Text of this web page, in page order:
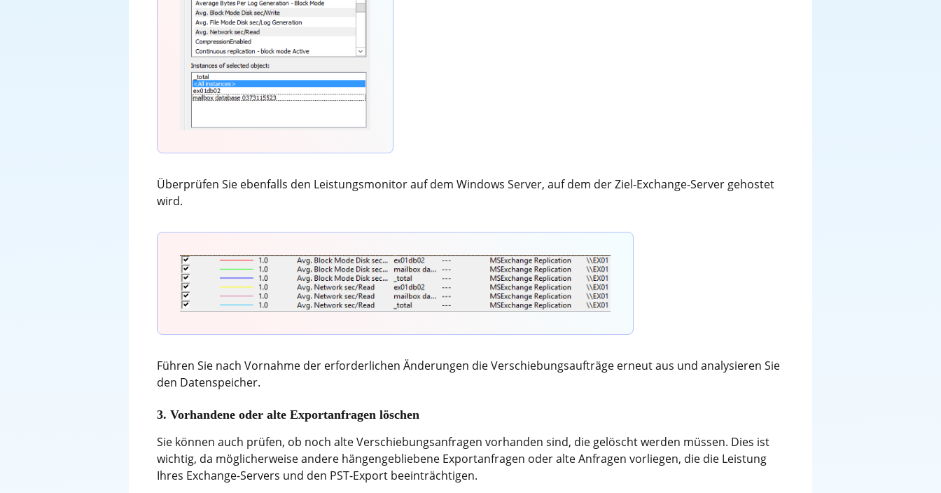
Überprüfen Sie ebenfalls den Leistungsmonitor auf dem Windows Server, auf dem der Ziel-Exchange-Server gehostet
wird.
Führen Sie nach Vornahme der erforderlichen Änderungen die Verschiebungsaufträge erneut aus und analysieren Sie
den Datenspeicher.
3. Vorhandene oder alte Exportanfragen löschen
Sie können auch prüfen, ob noch alte Verschiebungsanfragen vorhanden sind, die gelöscht werden müssen. Dies ist
wichtig, da möglicherweise andere hängengebliebene Exportanfragen oder alte Anfragen vorliegen, die die Leistung
Ihres Exchange-Servers und den PST-Export beeinträchtigen.